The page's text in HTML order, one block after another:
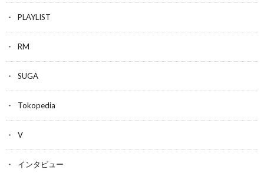
PLAYLIST
RM
SUGA
Tokopedia
V
インタビュー